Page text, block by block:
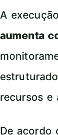
A
aumenta
recursos e
De acordo